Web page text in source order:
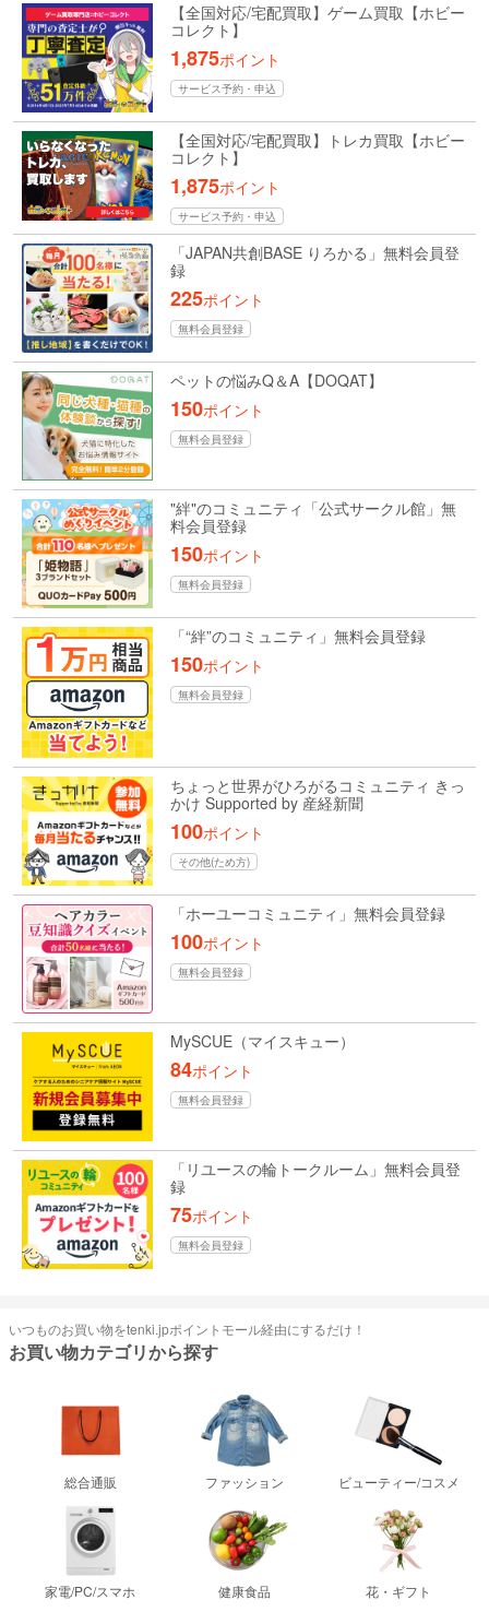
【全国対応/宅配買取】ゲーム買取【ホビー
コレクト】
1,875ポイント
サービス予約・申込
【全国対応/宅配買取】トレカ買取【ホビー
コレクト】
1,875ポイント
サービス予約・申込
「JAPAN共創BASE りろかる」無料会員登
録
225ポイント
無料会員登録
ペットの悩みQ＆A【DOQAT】
150ポイント
無料会員登録
"絆"のコミュニティ「公式サークル館」無
料会員登録
150ポイント
無料会員登録
「“絆”のコミュニティ」無料会員登録
150ポイント
無料会員登録
ちょっと世界がひろがるコミュニティ きっ
かけ Supported by 産経新聞
100ポイント
その他(ため方)
「ホーユーコミュニティ」無料会員登録
100ポイント
無料会員登録
MySCUE（マイスキュー）
84ポイント
無料会員登録
「リユースの輪トークルーム」無料会員登
録
75ポイント
無料会員登録
いつものお買い物をtenki.jpポイントモール経由にするだけ！
お買い物カテゴリから探す
総合通販 ファッション ビューティー/コスメ
家電/PC/スマホ 健康食品 花・ギフト